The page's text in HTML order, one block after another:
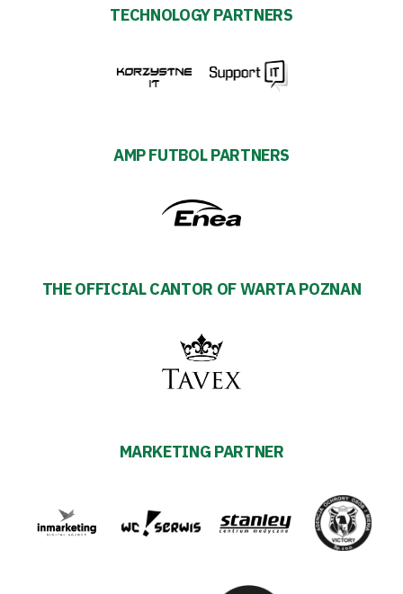
TECHNOLOGY PARTNERS
AMP FUTBOL PARTNERS
THE OFFICIAL CANTOR OF WARTA POZNAN
MARKETING PARTNER